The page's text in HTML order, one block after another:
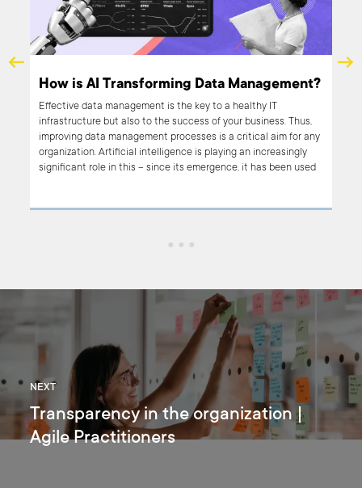
How is AI Transforming Data Management?
Effective data management is the key to a healthy IT
infrastructure but also to the success of your business. Thus,
improving data management processes is a critical aim for any
organization. Artificial intelligence is playing an increasingly
significant role in this – since its emergence, it has been used
NEXT
Transparency in the organization |
Agile Practitioners